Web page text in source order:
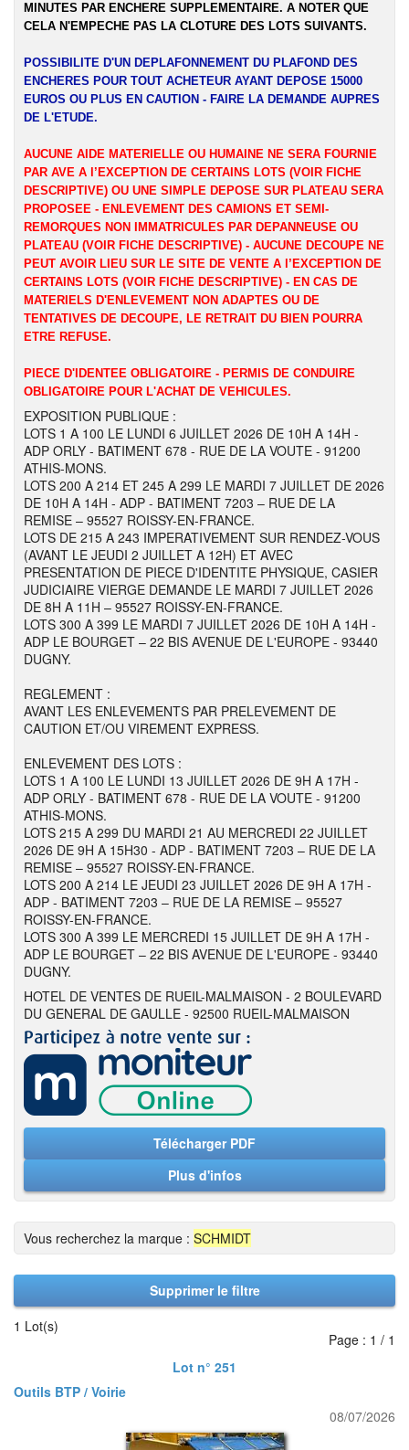
MINUTES PAR ENCHERE SUPPLEMENTAIRE. A NOTER QUE
CELA N'EMPECHE PAS LA CLOTURE DES LOTS SUIVANTS.
POSSIBILITE D'UN DEPLAFONNEMENT DU PLAFOND DES
ENCHERES POUR TOUT ACHETEUR AYANT DEPOSE 15000
EUROS OU PLUS EN CAUTION - FAIRE LA DEMANDE AUPRES
DE L'ETUDE.
AUCUNE AIDE MATERIELLE OU HUMAINE NE SERA FOURNIE
PAR AVE A l’EXCEPTION DE CERTAINS LOTS (VOIR FICHE
DESCRIPTIVE) OU UNE SIMPLE DEPOSE SUR PLATEAU SERA
PROPOSEE - ENLEVEMENT DES CAMIONS ET SEMI-
REMORQUES NON IMMATRICULES PAR DEPANNEUSE OU
PLATEAU (VOIR FICHE DESCRIPTIVE) - AUCUNE DECOUPE NE
PEUT AVOIR LIEU SUR LE SITE DE VENTE A l’EXCEPTION DE
CERTAINS LOTS (VOIR FICHE DESCRIPTIVE) - EN CAS DE
MATERIELS D'ENLEVEMENT NON ADAPTES OU DE
TENTATIVES DE DECOUPE, LE RETRAIT DU BIEN POURRA
ETRE REFUSE.
PIECE D'IDENTEE OBLIGATOIRE - PERMIS DE CONDUIRE
OBLIGATOIRE POUR L'ACHAT DE VEHICULES.
EXPOSITION PUBLIQUE :
LOTS 1 A 100 LE LUNDI 6 JUILLET 2026 DE 10H A 14H -
ADP ORLY - BATIMENT 678 - RUE DE LA VOUTE - 91200
ATHIS-MONS.
LOTS 200 A 214 ET 245 A 299 LE MARDI 7 JUILLET DE 2026
DE 10H A 14H - ADP - BATIMENT 7203 – RUE DE LA
REMISE – 95527 ROISSY-EN-FRANCE.
LOTS DE 215 A 243 IMPERATIVEMENT SUR RENDEZ-VOUS
(AVANT LE JEUDI 2 JUILLET A 12H) ET AVEC
PRESENTATION DE PIECE D'IDENTITE PHYSIQUE, CASIER
JUDICIAIRE VIERGE DEMANDE LE MARDI 7 JUILLET 2026
DE 8H A 11H – 95527 ROISSY-EN-FRANCE.
LOTS 300 A 399 LE MARDI 7 JUILLET 2026 DE 10H A 14H -
ADP LE BOURGET – 22 BIS AVENUE DE L'EUROPE - 93440
DUGNY.
REGLEMENT :
AVANT LES ENLEVEMENTS PAR PRELEVEMENT DE
CAUTION ET/OU VIREMENT EXPRESS.
ENLEVEMENT DES LOTS :
LOTS 1 A 100 LE LUNDI 13 JUILLET 2026 DE 9H A 17H -
ADP ORLY - BATIMENT 678 - RUE DE LA VOUTE - 91200
ATHIS-MONS.
LOTS 215 A 299 DU MARDI 21 AU MERCREDI 22 JUILLET
2026 DE 9H A 15H30 - ADP - BATIMENT 7203 – RUE DE LA
REMISE – 95527 ROISSY-EN-FRANCE.
LOTS 200 A 214 LE JEUDI 23 JUILLET 2026 DE 9H A 17H -
ADP - BATIMENT 7203 – RUE DE LA REMISE – 95527
ROISSY-EN-FRANCE.
LOTS 300 A 399 LE MERCREDI 15 JUILLET DE 9H A 17H -
ADP LE BOURGET – 22 BIS AVENUE DE L'EUROPE - 93440
DUGNY.
HOTEL DE VENTES DE RUEIL-MALMAISON - 2 BOULEVARD
DU GENERAL DE GAULLE - 92500 RUEIL-MALMAISON
Télécharger PDF
Plus d'infos
Vous recherchez la marque : SCHMIDT
Supprimer le filtre
1 Lot(s)
Page : 1 / 1
Lot n° 251
Outils BTP / Voirie
08/07/2026